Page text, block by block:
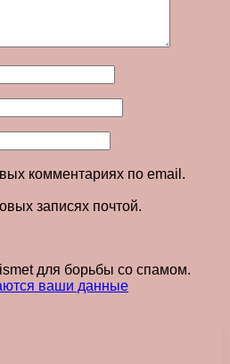
комментариях по email.
записях почтой.
для борьбы со спамом.
ваши данные